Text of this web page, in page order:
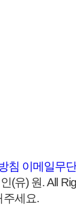
침 이메일무
(유) 원. All
주세요.